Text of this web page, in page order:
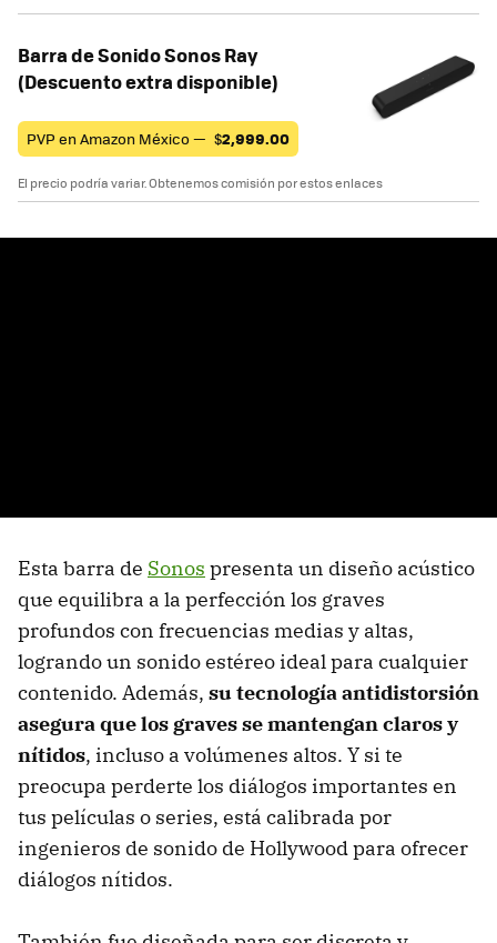
Barra de Sonido Sonos Ray
(Descuento extra disponible)
PVP en Amazon México — $2,999.00
El precio podría variar. Obtenemos comisión por estos enlaces
Esta barra de Sonos presenta un diseño acústico
que equilibra a la perfección los graves
profundos con frecuencias medias y altas,
logrando un sonido estéreo ideal para cualquier
contenido. Además, su tecnología antidistorsión
asegura que los graves se mantengan claros y
nítidos, incluso a volúmenes altos. Y si te
preocupa perderte los diálogos importantes en
tus películas o series, está calibrada por
ingenieros de sonido de Hollywood para ofrecer
diálogos nítidos.